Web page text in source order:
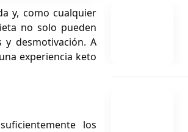
y, como cualquier
no solo pueden
desmotivación. A
experiencia keto
los